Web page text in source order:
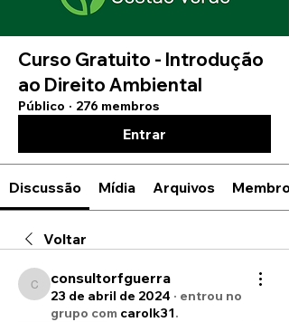
Curso Gratuito - Introdução
ao Direito Ambiental
Público · 276 membros
Entrar
Discussão Mídia Arquivos
Voltar
consultorfguerra
consultorfguerra
23 de abril de 2024 · entrou no
grupo com carolk31.